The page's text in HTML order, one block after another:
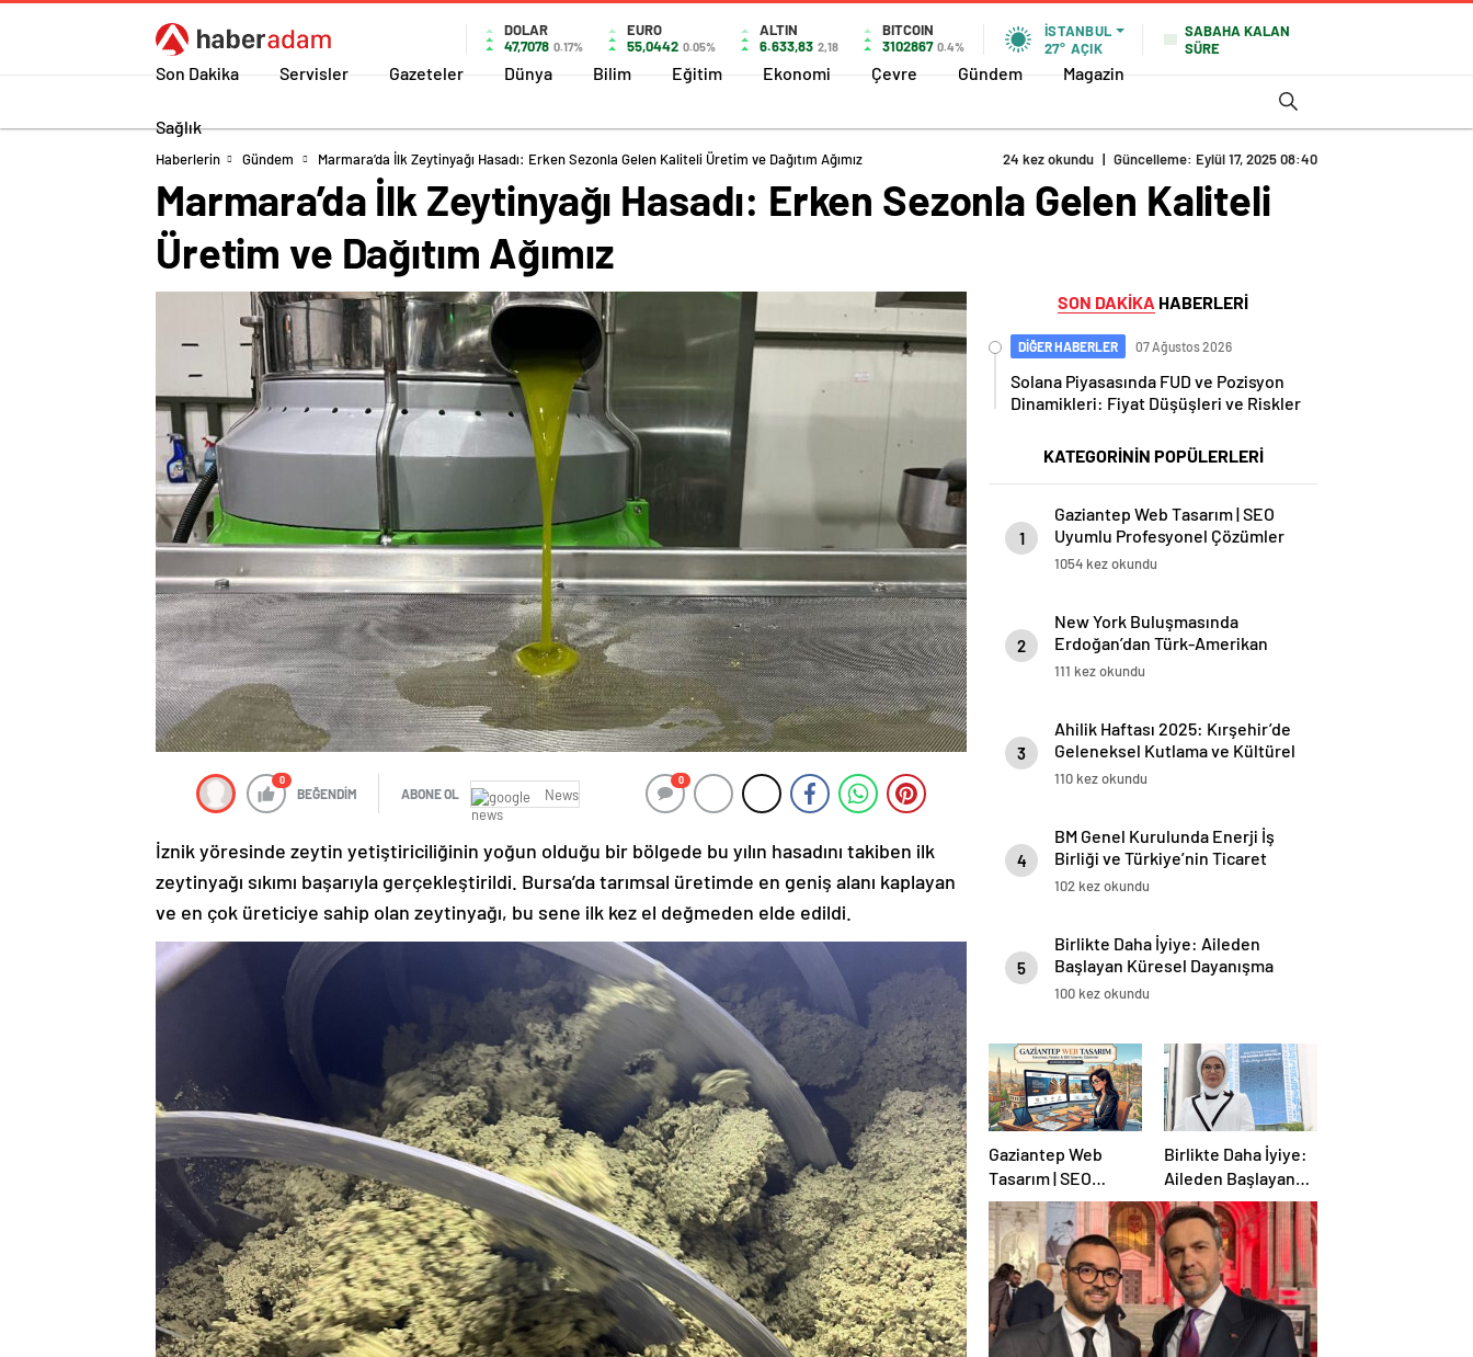
DOLAR
47,7078 0.17%
EURO
55,0442 0.05%
ALTIN
6.633,83 2,18
BITCOIN
3102867 0.4%
İSTANBUL
27° AÇIK
SABAHA KALAN
SÜRE
Son Dakika Servisler Gazeteler Dünya Bilim Eğitim Ekonomi Çevre Gündem Magazin
Sağlık
Haberlerin Gündem Marmara’da İlk Zeytinyağı Hasadı: Erken Sezonla Gelen Kaliteli Üretim ve Dağıtım Ağımız 24 kez okundu | Güncelleme: Eylül 17, 2025 08:40
Marmara’da İlk Zeytinyağı Hasadı: Erken Sezonla Gelen Kaliteli
Üretim ve Dağıtım Ağımız
0
BEĞENDİM ABONE OL News
0
İznik yöresinde zeytin yetiştiriciliğinin yoğun olduğu bir bölgede bu yılın hasadını takiben ilk
zeytinyağı sıkımı başarıyla gerçekleştirildi. Bursa’da tarımsal üretimde en geniş alanı kaplayan
ve en çok üreticiye sahip olan zeytinyağı, bu sene ilk kez el değmeden elde edildi.
SON DAKİKA HABERLERİ
DİĞER HABERLER 07 Ağustos 2026
Solana Piyasasında FUD ve Pozisyon
Dinamikleri: Fiyat Düşüşleri ve Riskler
KATEGORİNİN POPÜLERLERİ
1
Gaziantep Web Tasarım | SEO
Uyumlu Profesyonel Çözümler
1054 kez okundu
2
New York Buluşmasında
Erdoğan’dan Türk-Amerikan
Dayanışması Vurgusu
111 kez okundu
3
Ahilik Haftası 2025: Kırşehir’de
Geleneksel Kutlama ve Kültürel
Mirasın Yaşatılması
110 kez okundu
4
BM Genel Kurulunda Enerji İş
Birliği ve Türkiye’nin Ticaret
Hedefleri: Bayraktar’ın
102 kez okundu
5
Birlikte Daha İyiye: Aileden
Başlayan Küresel Dayanışma
Yan Etkinliği (BM 80. Genel
100 kez okundu
Gaziantep Web
Tasarım | SEO
Uyumlu Profesyonel
Çözümler
Birlikte Daha İyiye:
Aileden Başlayan
Küresel Dayanışma
Yan Etkinliği (BM 80.
Genel Kurulu)